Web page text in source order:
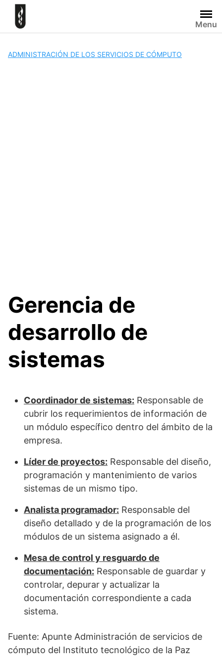
Skip
content
Menu
ADMINISTRACIÓN DE LOS SERVICIOS DE CÓMPUTO
Gerencia de
desarrollo de
sistemas
Coordinador de sistemas: Responsable de
cubrir los requerimientos de información de
un módulo específico dentro del ámbito de la
empresa.
Líder de proyectos: Responsable del diseño,
programación y mantenimiento de varios
sistemas de un mismo tipo.
Analista programador: Responsable del
diseño detallado y de la programación de los
módulos de un sistema asignado a él.
Mesa de control y resguardo de
documentación: Responsable de guardar y
controlar, depurar y actualizar la
documentación correspondiente a cada
sistema.
Fuente: Apunte Administración de servicios de
cómputo del Instituto tecnológico de la Paz